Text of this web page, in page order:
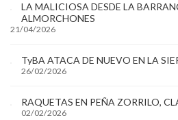
LA MALICIOSA DESDE LA
ALMORCHONES
21/04/2026
TyBA ATACA DE NUEVO EN LA
26/02/2026
RAQUETAS EN PEÑA ZORRILO,
02/02/2026